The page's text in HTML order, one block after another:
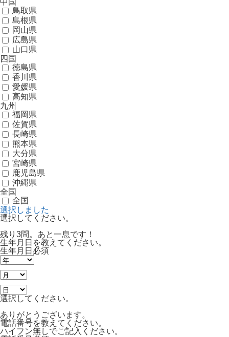
鳥取県
島根県
岡山県
広島県
山口県
四国
徳島県
香川県
愛媛県
高知県
九州
福岡県
佐賀県
長崎県
熊本県
大分県
宮崎県
鹿児島県
沖縄県
全国
全国
選択しました
選択してください。
残り3問。あと一息です！
生年月日を教えてください。
生年月日 必須
選択してください。
ありがとうございます。
電話番号を教えてください。
ハイフン無しでご記入ください。